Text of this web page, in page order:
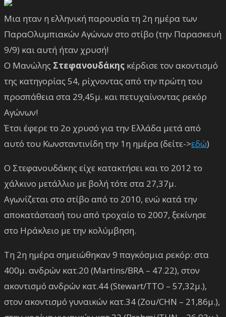
Μια ηταν η ελληνική παρουσία τη 2η ημέρα των
ΠαραΟλυμπιακών Αγώνων στο στίβο (την Παρασκευή
9/9) και αυτή ήταν χρυσή!
Ο Μανώλης Στεφανουδάκης κέρδισε τον ακοντισμό
της κατηγορίας 54, ρίχνοντας από την πρώτη του
προσπάθεια στα 29,45μ. και πετυχαίνοντας ρεκόρ
Αγώνων!
Έτσι έφερε το 2ο χρυσό για την Ελλάδα μετά από
αυτό του Κωνσταντινίδη την 1η ημέρα (δείτε->εδώ)
Ο Στεφανουδάκης είχε κατακτήσει και το 2012 το
χάλκινο μετάλλιο με βολή τότε στα 27,37μ.
Αγωνίζεται στο στίβο από το 2010, ενώ κατά την
αποκατάστασή του από τροχαίο το 2007, ξεκίνησε
στο Ηράκλειο με την κολύμβηση.
Τη 2η ημέρα σημειώθηκαν 9 παγκόσμια ρεκόρ: στα
400μ. ανδρών κατ.20 (Martins/BRA – 47.22), στον
ακοντισμό ανδρών κατ.44 (Stewart/TTO – 57,32μ.),
στον ακοντισμό γυναικών κατ.34 (Zou/CHN – 21,86μ.),